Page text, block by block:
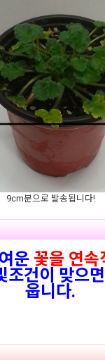
9cm분으로 발송됩니다!
운 꽃을 연속
건이 맞으
웁니다.